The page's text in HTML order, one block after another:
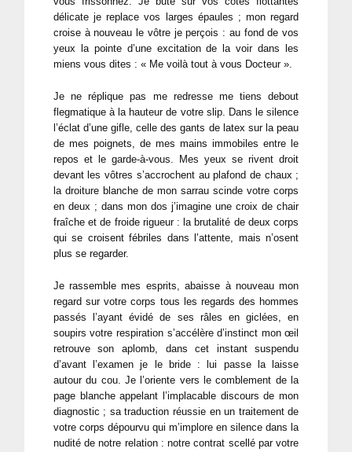
délicate je replace vos larges épaules ; mon regard
croise à nouveau le vôtre je perçois : au fond de vos
yeux la pointe d’une excitation de la voir dans les
miens vous dites : « Me voilà tout à vous Docteur ».
Je ne réplique pas me redresse me tiens debout
flegmatique à la hauteur de votre slip. Dans le silence
l’éclat d’une gifle, celle des gants de latex sur la peau
de mes poignets, de mes mains immobiles entre le
repos et le garde-à-vous. Mes yeux se rivent droit
devant les vôtres s’accrochent au plafond de chaux ;
la droiture blanche de mon sarrau scinde votre corps
en deux ; dans mon dos j’imagine une croix de chair
fraîche et de froide rigueur : la brutalité de deux corps
qui se croisent fébriles dans l’attente, mais n’osent
plus se regarder.
Je rassemble mes esprits, abaisse à nouveau mon
regard sur votre corps tous les regards des hommes
passés l’ayant évidé de ses râles en giclées, en
soupirs votre respiration s’accélère d’instinct mon œil
retrouve son aplomb, dans cet instant suspendu
d’avant l’examen je le bride : lui passe la laisse
autour du cou. Je l’oriente vers le comblement de la
page blanche appelant l’implacable discours de mon
diagnostic ; sa traduction réussie en un traitement de
votre corps dépourvu qui m’implore en silence dans la
nudité de notre relation : notre contrat scellé par votre